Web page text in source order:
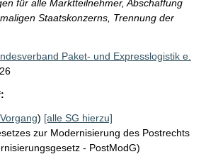
für alle Marktteilnehmer, Abschaffung
Staatskonzerns, Trennung der
Paket- und Expresslogistik e.
Vorgang) [alle SG hierzu]
zur Modernisierung des Postrechts
- PostModG)